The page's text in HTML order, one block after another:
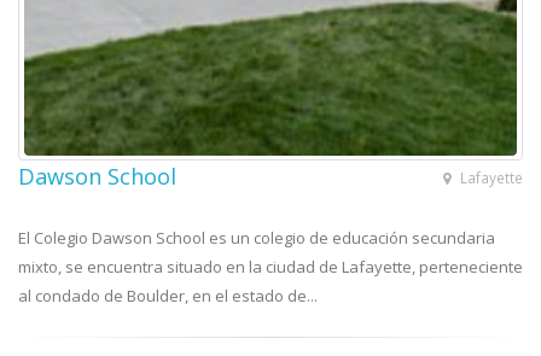
Lafayette
Dawson School
El Colegio Dawson School es un colegio de educación secundaria
mixto, se encuentra situado en la ciudad de Lafayette, perteneciente
al condado de Boulder, en el estado de...